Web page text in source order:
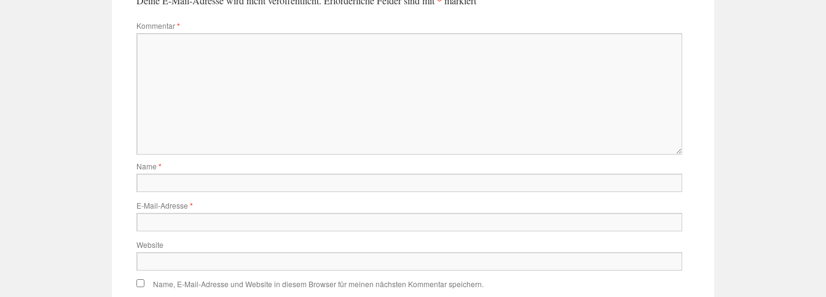
Kommentar*
Name *
E-Mail-Adresse *
Website
Name, E-Mail-Adresse und Website in diesem Browser für meinen nächsten Kommentar speichern.